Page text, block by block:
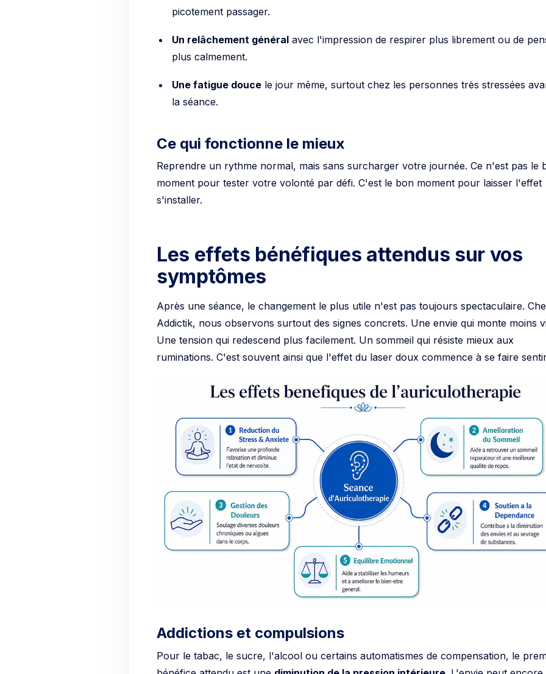
picotement passager.
Un relâchement généralavec l'impression de respirer plus librement ou de
plus calmement.
Une fatigue douce le jour même, surtout chez les personnes très stressées
la séance.
Ce qui fonctionne le mieux
Reprendre un rythme normal, mais sans surcharger votre journée. Ce n'est pas le
moment pour tester votre volonté par défi. C'est le bon moment pour laisser l'effet
s'installer.
Les effets bénéfiques attendus sur vos
symptômes
Après une séance, le changement le plus utile n'est pas toujours spectaculaire.
Addictik, nous observons surtout des signes concrets. Une envie qui monte moins
Une tension qui redescend plus facilement. Un sommeil qui résiste mieux aux
ruminations. C'est souvent ainsi que l'effet du laser doux commence à se faire
Addictions et compulsions
Pour le tabac, le sucre, l'alcool ou certains automatismes de compensation, le
bénéfice attendu est une
diminution de la pression intérieure . L'envie peut encore